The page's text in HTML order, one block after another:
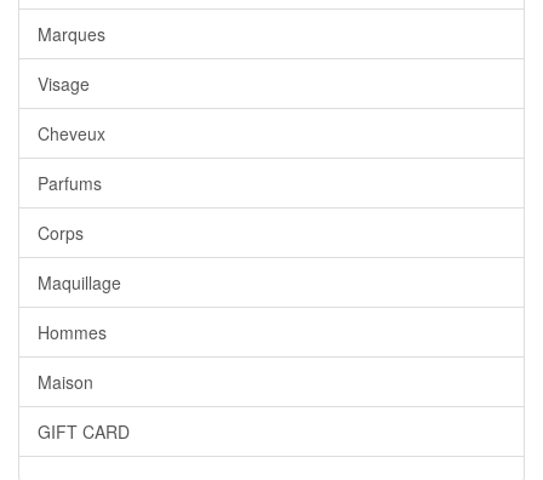
Marques
Visage
Cheveux
Parfums
Corps
Maquillage
Hommes
Maison
GIFT CARD